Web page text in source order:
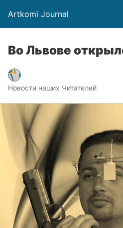
Artkomi Journal
Во Львове
Новости наших Читателей